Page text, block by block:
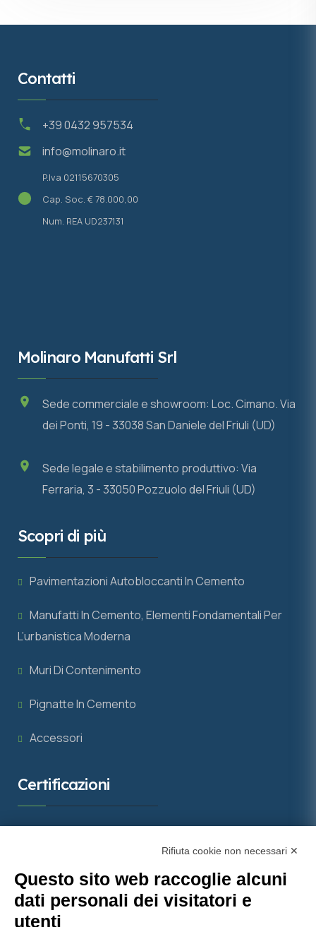
Contatti
+39 0432 957534
info@molinaro.it
P.Iva 02115670305
Cap. Soc. € 78.000,00
Num. REA UD237131
Molinaro Manufatti Srl
Sede commerciale e showroom: Loc. Cimano. Via
dei Ponti, 19 - 33038 San Daniele del Friuli (UD)
Sede legale e stabilimento produttivo: Via
Ferraria, 3 - 33050 Pozzuolo del Friuli (UD)
Scopri di più
Pavimentazioni Autobloccanti In Cemento
Manufatti In Cemento, Elementi Fondamentali Per
L’urbanistica Moderna
Muri Di Contenimento
Pignatte In Cemento
Accessori
Certificazioni
Rifiuta cookie non necessari ✕
Questo sito web raccoglie alcuni
dati personali dei visitatori e
utenti